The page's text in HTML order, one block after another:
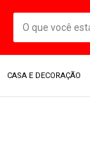
CASA E DECORAÇÃO